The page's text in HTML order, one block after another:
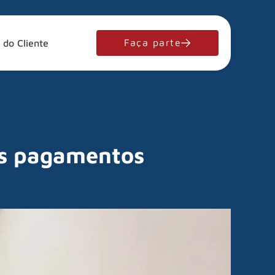
Cliente Faça parte
pagamentos